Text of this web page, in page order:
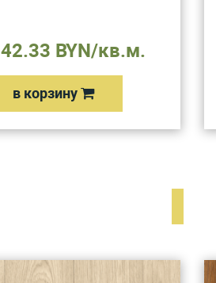
42.33 BYN/кв.м.
в корзину